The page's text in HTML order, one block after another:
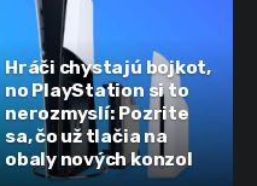
Hráči chystajú bojkot,
no PlayStation si to
nerozmyslí: Pozrite
sa, čo už tlačia na
obaly nových konzol